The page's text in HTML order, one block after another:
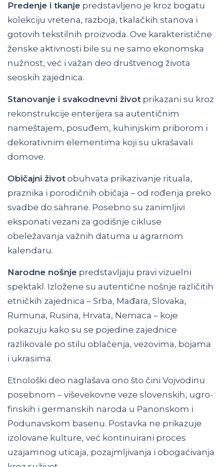
Predenje i tkanje predstavljeno je kroz bogatu
kolekciju vretena, razboja, tkalačkih stanova i
gotovih tekstilnih proizvoda. Ove karakteristične
ženske aktivnosti bile su ne samo ekonomska
nužnost, već i važan deo društvenog života
seoskih zajednica.
Stanovanje i svakodnevni život prikazani su kroz
rekonstrukcije enterijera sa autentičnim
nameštajem, posuđem, kuhinjskim priborom i
dekorativnim elementima koji su ukrašavali
domove.
Običajni život obuhvata prikazivanje rituala,
praznika i porodičnih običaja – od rođenja preko
svadbe do sahrane. Posebno su zanimljivi
eksponati vezani za godišnje cikluse
obeležavanja važnih datuma u agrarnom
kalendaru.
Narodne nošnje predstavljaju pravi vizuelni
spektakl. Izložene su autentične nošnje različitih
etničkih zajednica – Srba, Mađara, Slovaka,
Rumuna, Rusina, Hrvata, Nemaca – koje
pokazuju kako su se pojedine zajednice
razlikovale po stilu oblačenja, vezovima, bojama
i ukrasima.
Etnološki deo naglašava ono što čini Vojvodinu
posebnom – viševekovne veze slovenskih, ugro-
finskih i germanskih naroda u Panonskom i
Podunavskom basenu. Postavka ne prikazuje
izolovane kulture, već kontinuirani proces
uzajamnog uticaja, pozajmljivanja i obogaćivanja